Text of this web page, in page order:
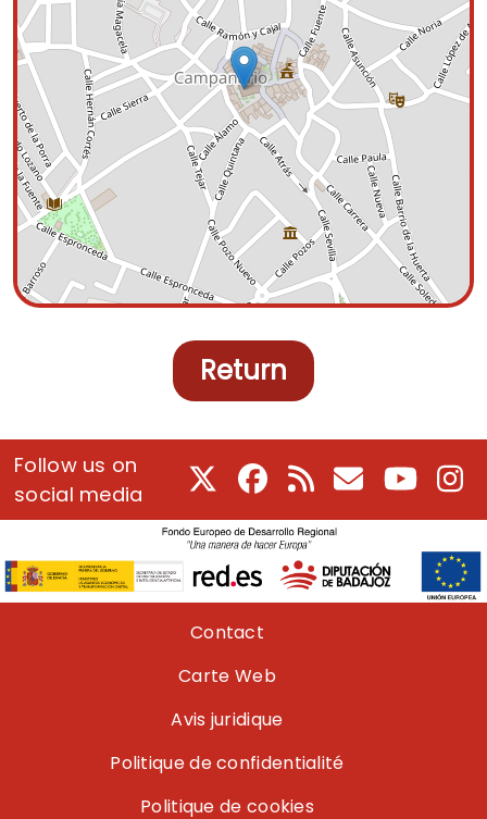
Return
Follow us on
social media
Facebook
RSS CourrielYoutube
Pie de páginaContact
Carte Web
Avis juridique
Politique de confidentialité
Politique de cookies